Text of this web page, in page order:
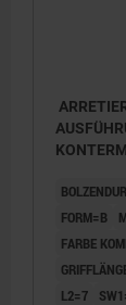
FORM=B
FARBE
L2=7